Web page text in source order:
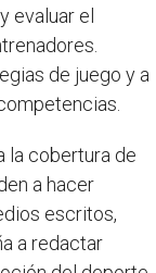
evaluar el
de juego y a
la cobertura de
a hacer
escritos,
a redactar